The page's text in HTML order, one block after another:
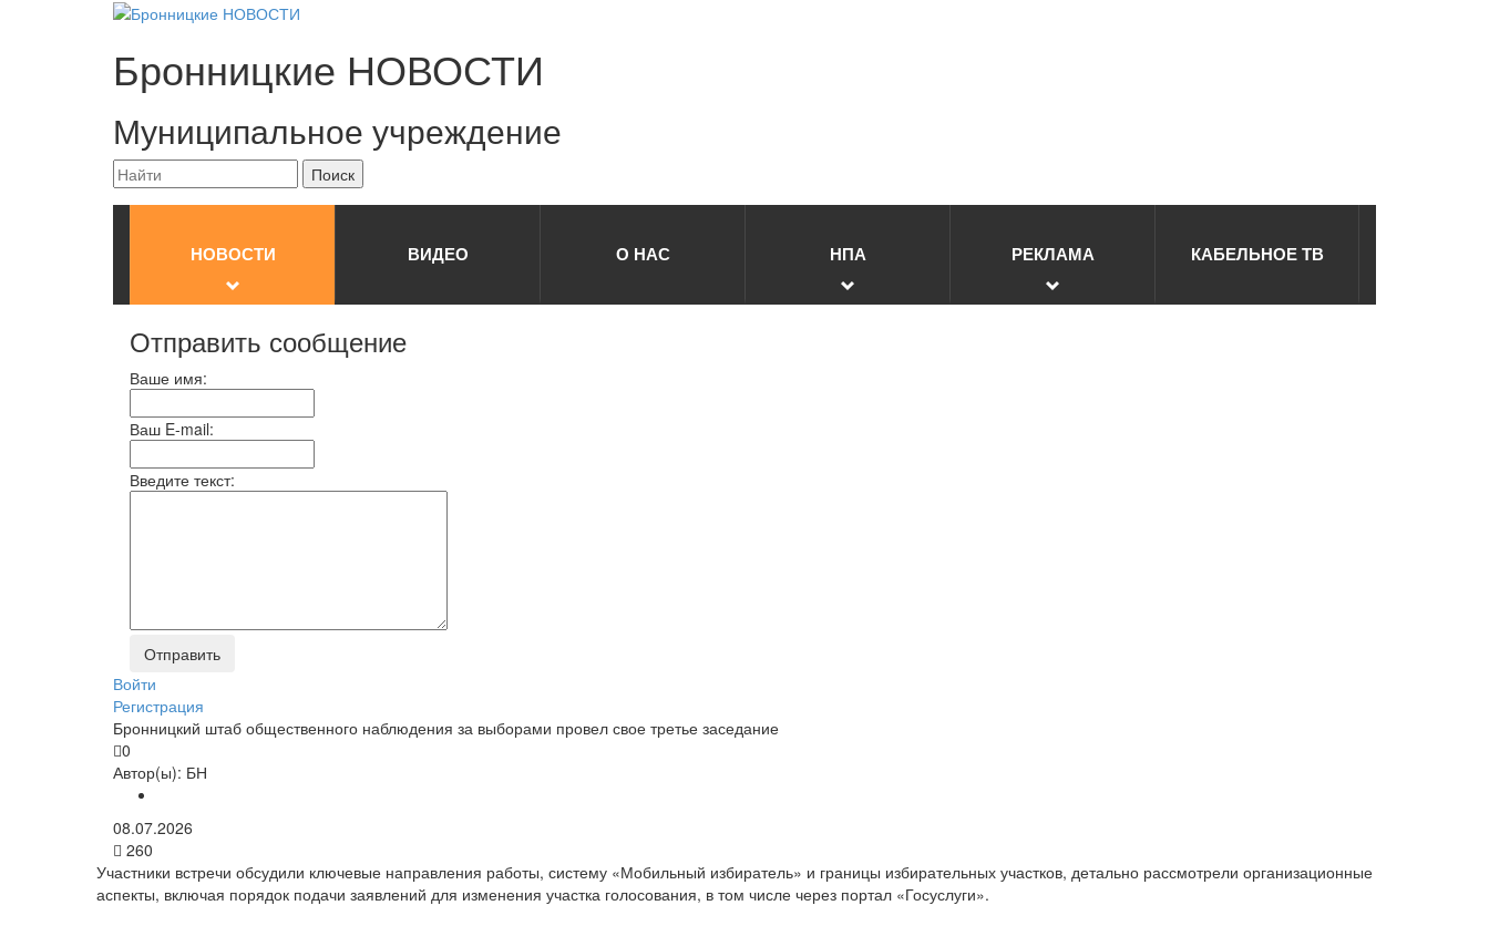
Бронницкие НОВОСТИ
Муниципальное учреждение
НОВОСТИ ВИДЕО О НАС НПА РЕКЛАМА КАБЕЛЬНОЕ ТВ
Отправить сообщение
Ваше имя:
Ваш E-mail:
Введите текст:
Войти
Регистрация
Бронницкий штаб общественного наблюдения за выборами провел свое третье заседание
0
Автор(ы): БН
08.07.2026
260
Участники встречи обсудили ключевые направления работы, систему «Мобильный избиратель» и границы избирательных участков, детально рассмотрели организационные
аспекты, включая порядок подачи заявлений для изменения участка голосования, в том числе через портал «Госуслуги».